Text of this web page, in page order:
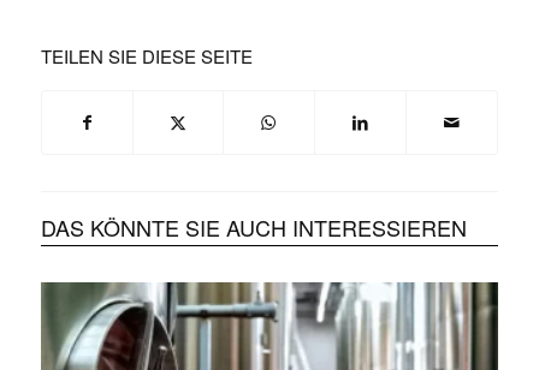
TEILEN SIE DIESE SEITE
DAS KÖNNTE SIE AUCH INTERESSIEREN